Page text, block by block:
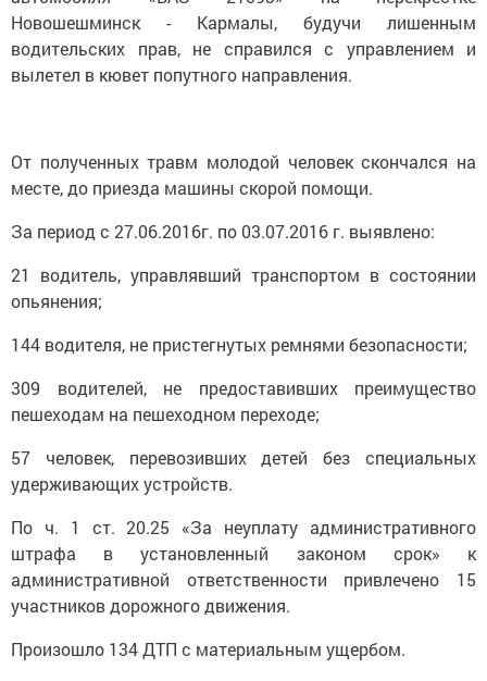
Новошешминск - Кармалы, будучи лишенным
водительских прав, не справился с управлением и
вылетел в кювет попутного направления.
От полученных травм молодой человек скончался на
месте, до приезда машины скорой помощи.
За период с 27.06.2016г. по 03.07.2016 г. выявлено:
21 водитель, управлявший транспортом в состоянии
опьянения;
144 водителя, не пристегнутых ремнями безопасности;
309 водителей, не предоставивших преимущество
пешеходам на пешеходном переходе;
57 человек, перевозивших детей без специальных
удерживающих устройств.
По ч. 1 ст. 20.25 «За неуплату административного
штрафа в установленный законом срок» к
административной ответственности привлечено 15
участников дорожного движения.
Произошло 134 ДТП с материальным ущербом.